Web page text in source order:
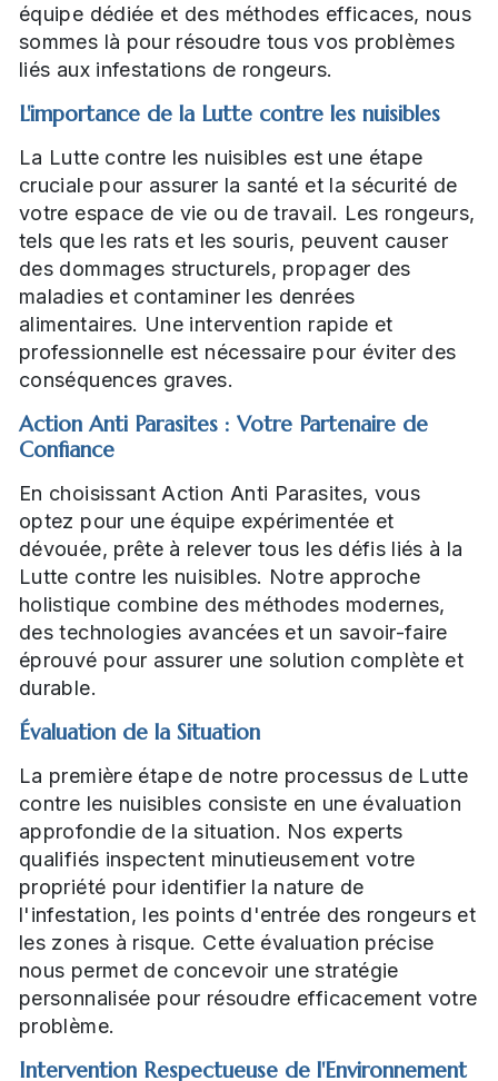
équipe dédiée et des méthodes efficaces, nous
sommes là pour résoudre tous vos problèmes
liés aux infestations de rongeurs.
L'importance de la Lutte contre les nuisibles
La Lutte contre les nuisibles est une étape
cruciale pour assurer la santé et la sécurité de
votre espace de vie ou de travail. Les rongeurs,
tels que les rats et les souris, peuvent causer
des dommages structurels, propager des
maladies et contaminer les denrées
alimentaires. Une intervention rapide et
professionnelle est nécessaire pour éviter des
conséquences graves.
Action Anti Parasites : Votre Partenaire de
Confiance
En choisissant Action Anti Parasites, vous
optez pour une équipe expérimentée et
dévouée, prête à relever tous les défis liés à la
Lutte contre les nuisibles. Notre approche
holistique combine des méthodes modernes,
des technologies avancées et un savoir-faire
éprouvé pour assurer une solution complète et
durable.
Évaluation de la Situation
La première étape de notre processus de Lutte
contre les nuisibles consiste en une évaluation
approfondie de la situation. Nos experts
qualifiés inspectent minutieusement votre
propriété pour identifier la nature de
l'infestation, les points d'entrée des rongeurs et
les zones à risque. Cette évaluation précise
nous permet de concevoir une stratégie
personnalisée pour résoudre efficacement votre
problème.
Intervention Respectueuse de l'Environnement